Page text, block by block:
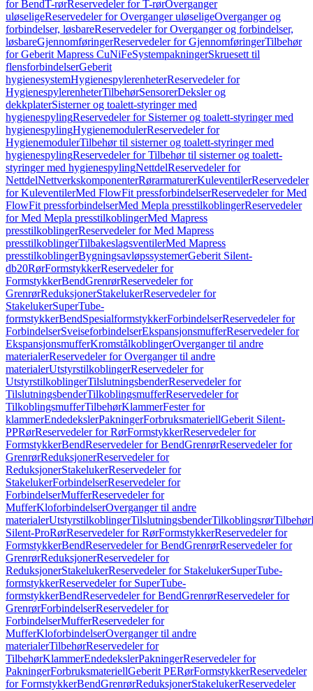
for BendT-rørReservedeler for T-rørOverganger
uløseligeReservedeler for Overganger uløseligeOverganger og
forbindelser, løsbareReservedeler for Overganger og forbindelser,
løsbareGjennomføringerReservedeler for GjennomføringerTilbehør
for Geberit Mapress CuNiFeSystempakningerSkruesett til
flensforbindelserGeberit
hygienesystemHygienespylerenheterReservedeler for
HygienespylerenheterTilbehørSensorerDeksler og
dekkplaterSisterner og toalett-styringer med
hygienespylingReservedeler for Sisterner og toalett-styringer med
hygienespylingHygienemodulerReservedeler for
HygienemodulerTilbehør til sisterner og toalett-styringer med
hygienespylingReservedeler for Tilbehør til sisterner og toalett-
styringer med hygienespylingNettdelReservedeler for
NettdelNettverkskomponenterRørarmaturerKuleventilerReservedeler
for KuleventilerMed FlowFit pressforbindelserReservedeler for Med
FlowFit pressforbindelserMed Mepla presstilkoblingerReservedeler
for Med Mepla presstilkoblingerMed Mapress
presstilkoblingerReservedeler for Med Mapress
presstilkoblingerTilbakeslagsventilerMed Mapress
presstilkoblingerBygningsavløpssystemerGeberit Silent-
db20RørFormstykkerReservedeler for
FormstykkerBendGrenrørReservedeler for
GrenrørReduksjonerStakelukerReservedeler for
StakelukerSuperTube-
formstykkerBendSpesialformstykkerForbindelserReservedeler for
ForbindelserSveiseforbindelserEkspansjonsmufferReservedeler for
EkspansjonsmufferKromstålkoblingerOverganger til andre
materialerReservedeler for Overganger til andre
materialerUtstyrstilkoblingerReservedeler for
UtstyrstilkoblingerTilslutningsbenderReservedeler for
TilslutningsbenderTilkoblingsmufferReservedeler for
TilkoblingsmufferTilbehørKlammerFester for
klammerEndedekslerPakningerForbruksmateriellGeberit Silent-
PPRørReservedeler for RørFormstykkerReservedeler for
FormstykkerBendReservedeler for BendGrenrørReservedeler for
GrenrørReduksjonerReservedeler for
ReduksjonerStakelukerReservedeler for
StakelukerForbindelserReservedeler for
ForbindelserMufferReservedeler for
MufferKloforbindelserOverganger til andre
materialerUtstyrstilkoblingerTilslutningsbenderTilkoblingsrørTilbehør
Silent-ProRørReservedeler for RørFormstykkerReservedeler for
FormstykkerBendReservedeler for BendGrenrørReservedeler for
GrenrørReduksjonerReservedeler for
ReduksjonerStakelukerReservedeler for StakelukerSuperTube-
formstykkerReservedeler for SuperTube-
formstykkerBendReservedeler for BendGrenrørReservedeler for
GrenrørForbindelserReservedeler for
ForbindelserMufferReservedeler for
MufferKloforbindelserOverganger til andre
materialerTilbehørReservedeler for
TilbehørKlammerEndedekslerPakningerReservedeler for
PakningerForbruksmateriellGeberit PERørFormstykkerReservedeler
for FormstykkerBendGrenrørReduksjonerStakelukerReservedeler